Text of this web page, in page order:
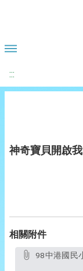
:::
神奇寶貝開啟
相關附件